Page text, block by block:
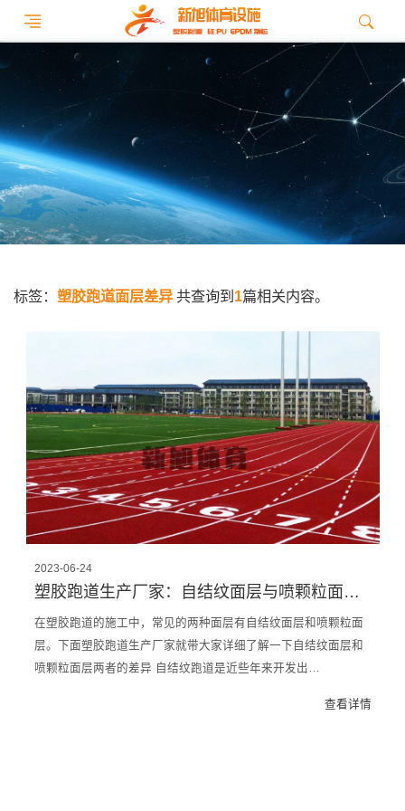
标签： 塑胶跑道面层差异 共查询到 1篇相关内容。
2023-06-24
塑胶跑道生产厂家：自结纹面层与喷颗粒面层的差异
在塑胶跑道的施工中，常见的两种面层有自结纹面层和喷颗粒面
层。下面塑胶跑道生产厂家就带大家详细了解一下自结纹面层和
喷颗粒面层两者的差异 自结纹跑道是近些年来开发出…
查看详情